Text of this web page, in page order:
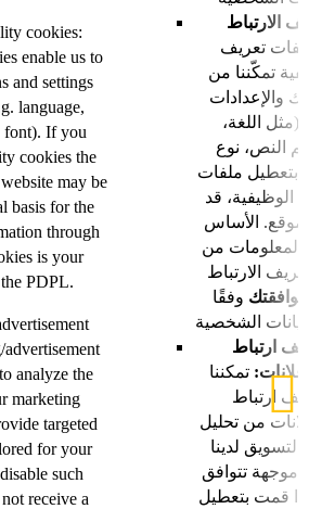
cookies:
enable us to
and settings
language,
font). If you
cookies the
may be
basis for the
through
is your
PDPL.
analyze the
marketing
targeted
for your
such
receive a
الارتباط
تعريف
تمكّننا من
والإعدادات
(مثل اللغة،
النص، نوع
بتعطيل ملفات
الوظيفية، قد
الأساس
المعلومات من
الارتباط
موافقتك وفقًا
ارتباط
تمكننا
ارتباط
من تحليل
لدينا
موجهة تتوافق
قمت بتعطيل